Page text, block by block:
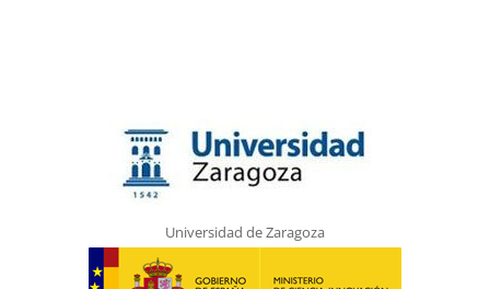
Universidad de Zaragoza